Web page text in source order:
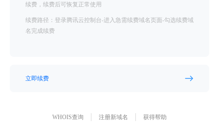
续费，续费后可恢复正常使用
续费路径：登录腾讯云控制台-进入急需续费域名页面-勾选续费域
名完成续费
立即续费
WHOIS查询 注册新域名 获得帮助